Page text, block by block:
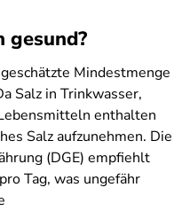
gesund?
Mindestmenge
Salz in Trinkwasser,
enthalten
Salz aufzunehmen. Die
(DGE) empfiehlt
Tag, was ungefähr